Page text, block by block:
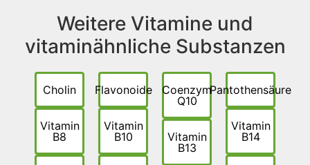
Weitere Vitamine und
vitaminähnliche Substanzen
Cholin
Vitamin
B8
Flavonoide
Vitamin
B10
Coenzym
Q10
Vitamin
B13
Pantothensäure
Vitamin
B14